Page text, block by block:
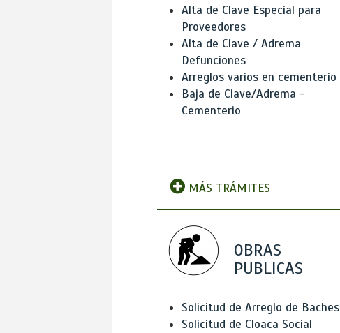
Alta de Clave Especial para
Proveedores
Alta de Clave / Adrema
Defunciones
Arreglos varios en cementerio
Baja de Clave/Adrema -
Cementerio
MÁS TRÁMITES
OBRAS
PUBLICAS
Solicitud de Arreglo de Baches
Solicitud de Cloaca Social